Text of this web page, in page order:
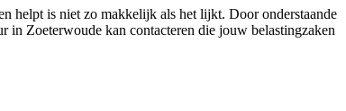
helpt is niet zo makkelijk als het lijkt. Door onderstaande
in Zoeterwoude kan contacteren die jouw belastingzaken